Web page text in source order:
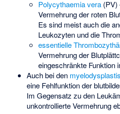
Polycythaemia vera (PV)
Vermehrung der roten
Es sind meist auch die
Leukozyten und die
essentielle
Vermehrung der
eingeschränkte Funktion
Auch bei den
eine Fehlfunktion der
Im Gegensatz zu den
unkontrollierte Vermehrung